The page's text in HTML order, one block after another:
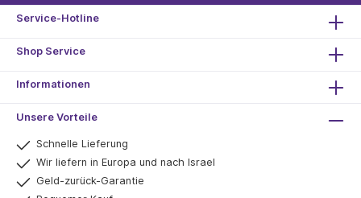
Service-Hotline
Shop Service
Informationen
Unsere Vorteile
Schnelle Lieferung
Wir liefern in Europa und nach Israel
Geld-zurück-Garantie